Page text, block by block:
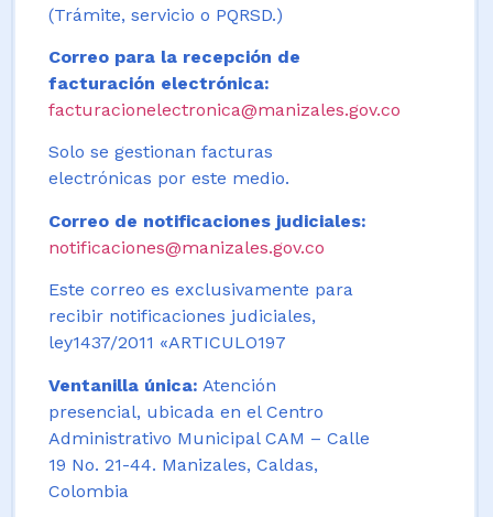
(Trámite, servicio o PQRSD.)
Correo para la recepción de
facturación electrónica:
facturacionelectronica@manizales.gov.co
Solo se gestionan facturas
electrónicas por este medio.
Correo de notificaciones judiciales:
notificaciones@manizales.gov.co
Este correo es exclusivamente para
recibir notificaciones judiciales,
ley1437/2011 «ARTICULO197
Ventanilla única: Atención
presencial, ubicada en el Centro
Administrativo Municipal CAM – Calle
19 No. 21-44. Manizales, Caldas,
Colombia